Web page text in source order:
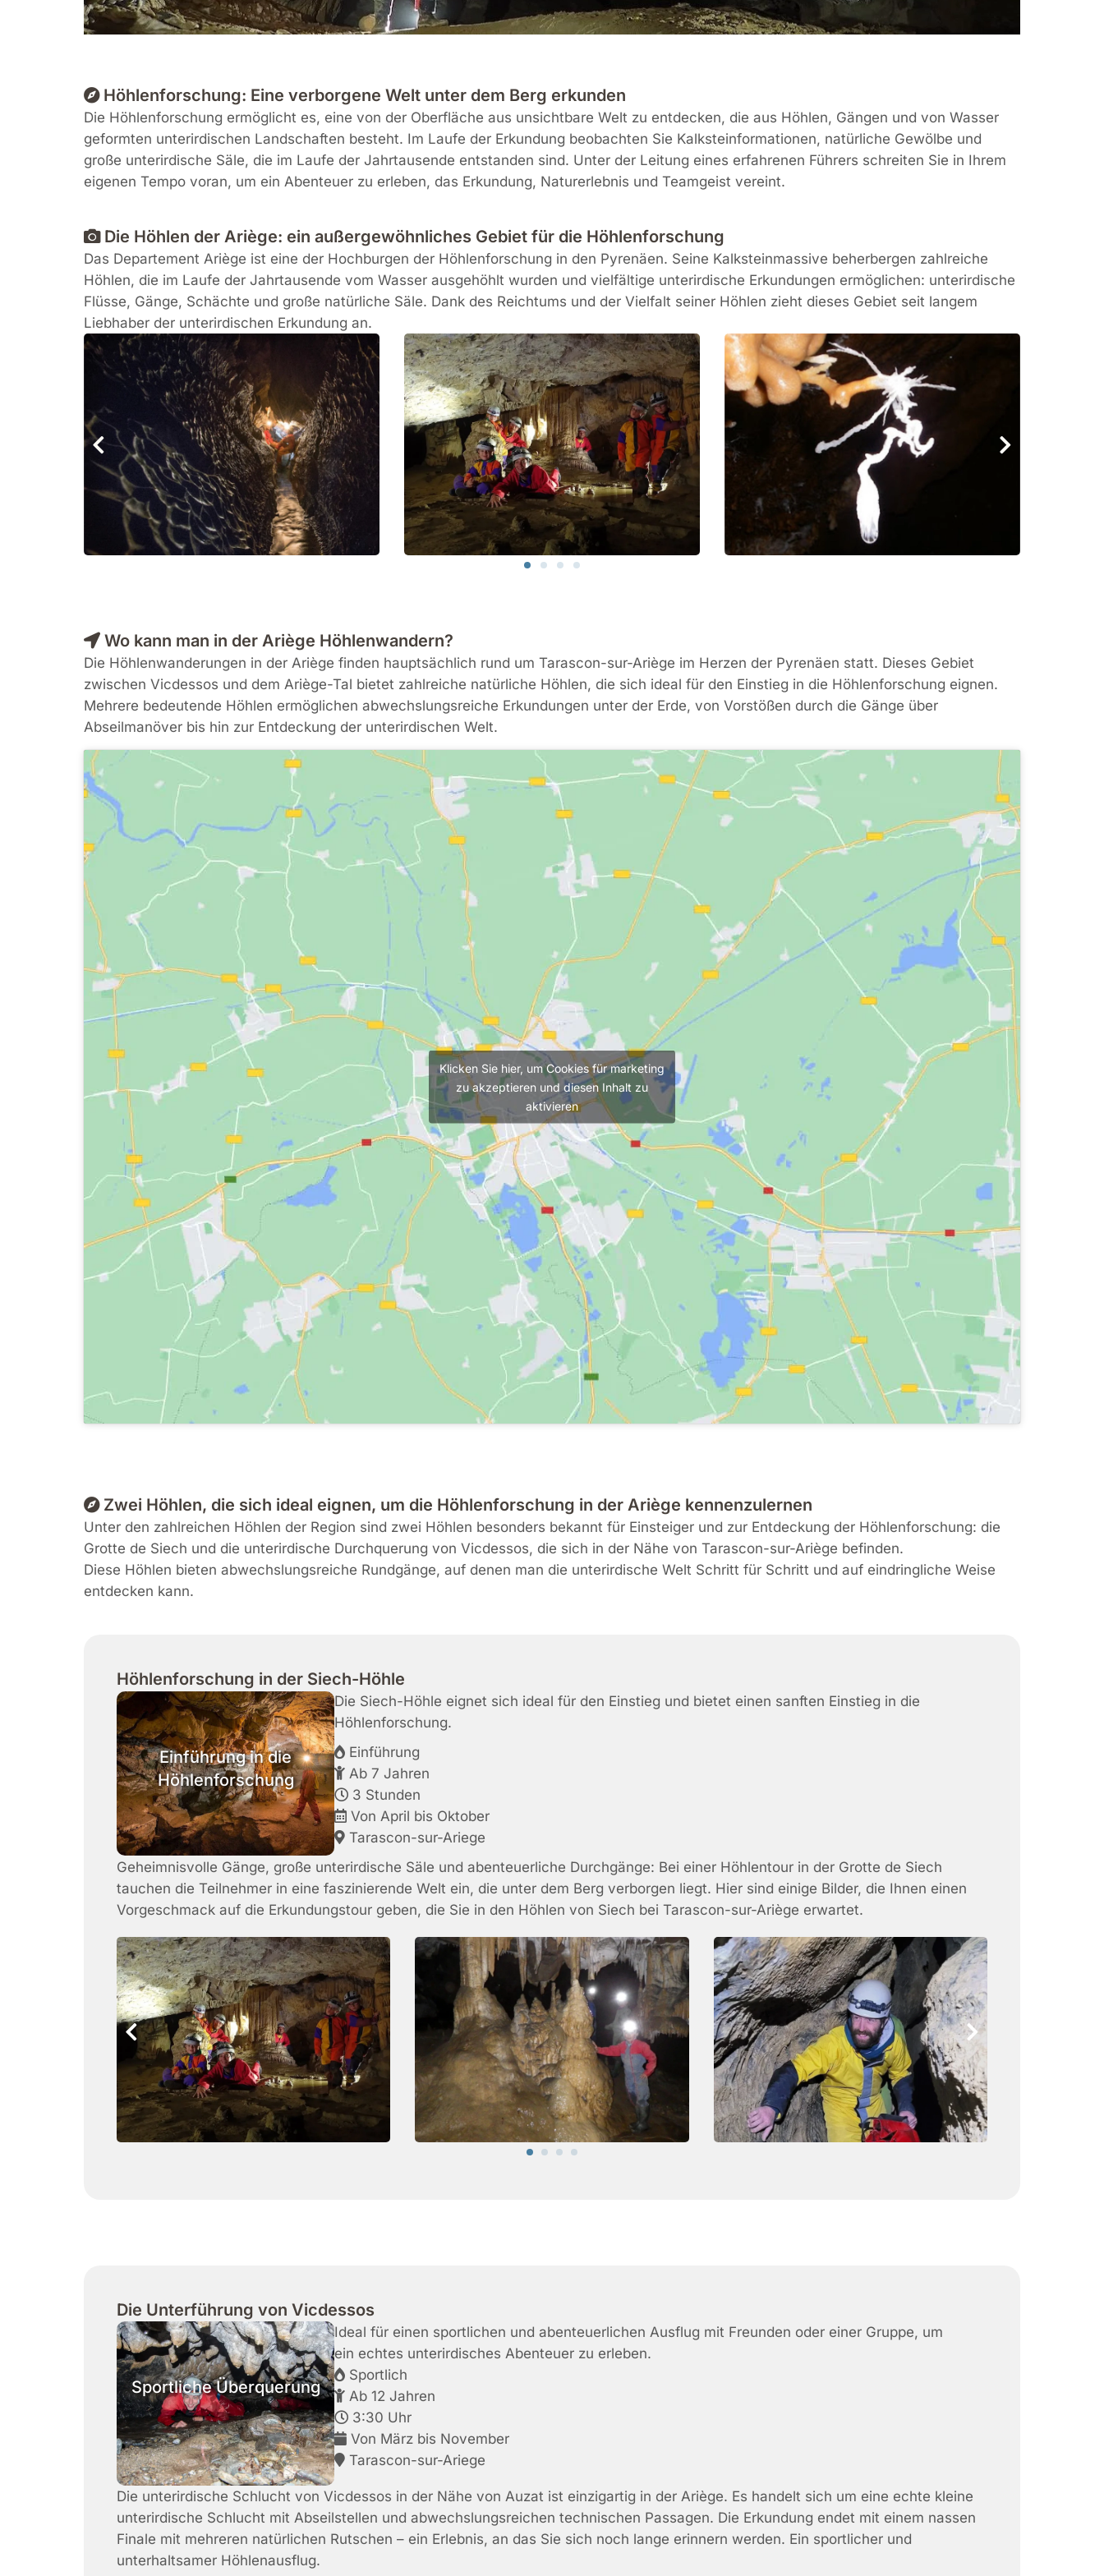
Höhlenforschung: Eine verborgene Welt unter dem Berg erkunden
Die Höhlenforschung ermöglicht es, eine von der Oberfläche aus unsichtbare Welt zu entdecken, die aus Höhlen, Gängen und von Wasser
geformten unterirdischen Landschaften besteht. Im Laufe der Erkundung beobachten Sie Kalksteinformationen, natürliche Gewölbe und
große unterirdische Säle, die im Laufe der Jahrtausende entstanden sind. Unter der Leitung eines erfahrenen Führers schreiten Sie in Ihrem
eigenen Tempo voran, um ein Abenteuer zu erleben, das Erkundung, Naturerlebnis und Teamgeist vereint.
Die Höhlen der Ariège: ein außergewöhnliches Gebiet für die Höhlenforschung
Das Departement Ariège ist eine der Hochburgen der Höhlenforschung in den Pyrenäen. Seine Kalksteinmassive beherbergen zahlreiche
Höhlen, die im Laufe der Jahrtausende vom Wasser ausgehöhlt wurden und vielfältige unterirdische Erkundungen ermöglichen: unterirdische
Flüsse, Gänge, Schächte und große natürliche Säle. Dank des Reichtums und der Vielfalt seiner Höhlen zieht dieses Gebiet seit langem
Liebhaber der unterirdischen Erkundung an.
Wo kann man in der Ariège Höhlenwandern?
Die Höhlenwanderungen in der Ariège finden hauptsächlich rund um Tarascon-sur-Ariège im Herzen der Pyrenäen statt. Dieses Gebiet
zwischen Vicdessos und dem Ariège-Tal bietet zahlreiche natürliche Höhlen, die sich ideal für den Einstieg in die Höhlenforschung eignen.
Mehrere bedeutende Höhlen ermöglichen abwechslungsreiche Erkundungen unter der Erde, von Vorstößen durch die Gänge über
Abseilmanöver bis hin zur Entdeckung der unterirdischen Welt.
Klicken Sie hier, um Cookies für marketing
zu akzeptieren und diesen Inhalt zu
aktivieren
Zwei Höhlen, die sich ideal eignen, um die Höhlenforschung in der Ariège kennenzulernen
Unter den zahlreichen Höhlen der Region sind zwei Höhlen besonders bekannt für Einsteiger und zur Entdeckung der Höhlenforschung: die
Grotte de Siech und die unterirdische Durchquerung von Vicdessos, die sich in der Nähe von Tarascon-sur-Ariège befinden.
Diese Höhlen bieten abwechslungsreiche Rundgänge, auf denen man die unterirdische Welt Schritt für Schritt und auf eindringliche Weise
entdecken kann.
Höhlenforschung in der Siech-Höhle
Geheimnisvolle Gänge, große unterirdische Säle und abenteuerliche Durchgänge: Bei einer Höhlentour in der Grotte de Siech
tauchen die Teilnehmer in eine faszinierende Welt ein, die unter dem Berg verborgen liegt. Hier sind einige Bilder, die Ihnen einen
Vorgeschmack auf die Erkundungstour geben, die Sie in den Höhlen von Siech bei Tarascon-sur-Ariège erwartet.
Einführung in die
Höhlenforschung
Die Siech-Höhle eignet sich ideal für den Einstieg und bietet einen sanften Einstieg in die
Höhlenforschung.
Einführung
Ab 7 Jahren
3 Stunden
Von April bis Oktober
Tarascon-sur-Ariege
Die Unterführung von Vicdessos
Die unterirdische Schlucht von Vicdessos in der Nähe von Auzat ist einzigartig in der Ariège. Es handelt sich um eine echte kleine
unterirdische Schlucht mit Abseilstellen und abwechslungsreichen technischen Passagen. Die Erkundung endet mit einem nassen
Finale mit mehreren natürlichen Rutschen – ein Erlebnis, an das Sie sich noch lange erinnern werden. Ein sportlicher und
unterhaltsamer Höhlenausflug.
Sportliche Überquerung
Ideal für einen sportlichen und abenteuerlichen Ausflug mit Freunden oder einer Gruppe, um
ein echtes unterirdisches Abenteuer zu erleben.
Sportlich
Ab 12 Jahren
3:30 Uhr
Von März bis November
Tarascon-sur-Ariege